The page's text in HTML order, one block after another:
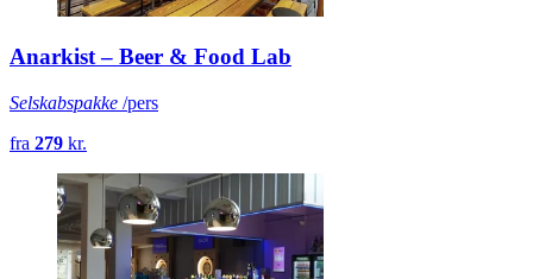
Anarkist – Beer & Food Lab
Selskabspakke /pers
fra 279 kr.